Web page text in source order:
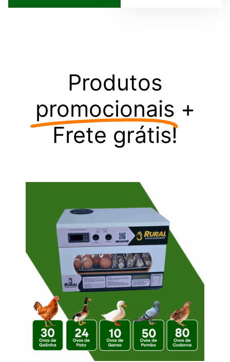
Produtos
promocionais +
Frete grátis!